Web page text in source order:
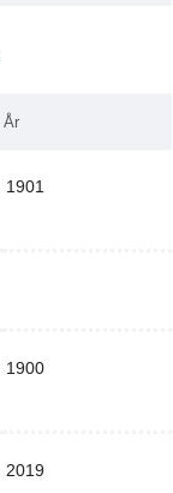
År
1901
1900
2019